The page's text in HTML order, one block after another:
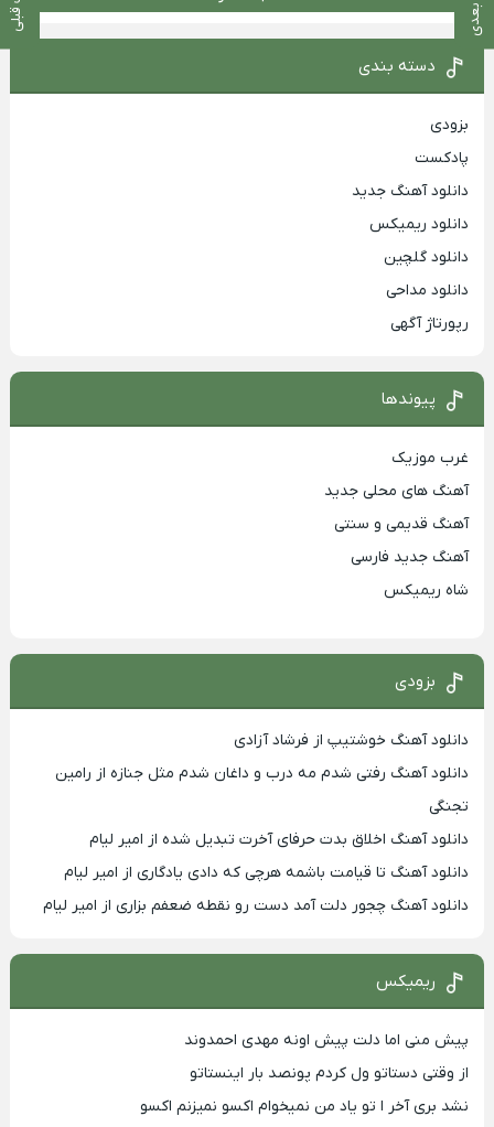
دسته بندی
بزودی
پادکست
دانلود آهنگ جدید
دانلود ریمیکس
دانلود گلچین
دانلود مداحی
رپورتاژ آگهی
پیوندها
غرب موزیک
آهنگ های محلی جدید
آهنگ قدیمی و سنتی
آهنگ جدید فارسی
شاه ریمیکس
بزودی
دانلود آهنگ خوشتیپ از فرشاد آزادی
دانلود آهنگ رفتی شدم مه درب و داغان شدم مثل جنازه از رامین
تجنگی
دانلود آهنگ اخلاق بدت حرفای آخرت تبدیل شده از امیر لیام
دانلود آهنگ تا قیامت باشمه هرچی که دادی یادگاری از امیر لیام
دانلود آهنگ چجور دلت آمد دست رو نقطه ضعفم بزاری از امیر لیام
ریمیکس
پیش منی اما دلت پیش اونه مهدی احمدوند
از وقتی دستاتو ول کردم پونصد بار اینستاتو
نشد بری آخر ا تو یاد من نمیخوام اکسو نمیزنم اکسو